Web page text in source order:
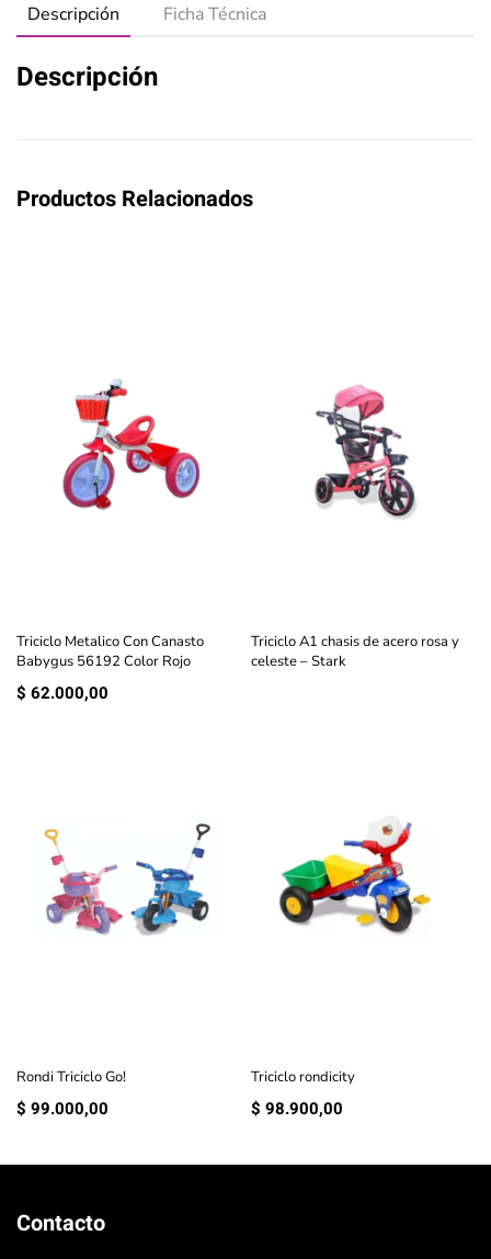
Descripción Ficha Técnica
Descripción
Productos Relacionados
Triciclo Metalico Con Canasto
Babygus 56192 Color Rojo
$ 62.000,00
Triciclo A1 chasis de acero rosa y
celeste – Stark
Rondi Triciclo Go!
$ 99.000,00
Triciclo rondicity
$ 98.900,00
Contacto